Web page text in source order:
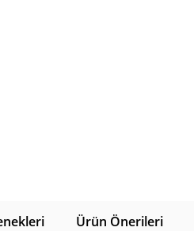
Ürün Önerileri